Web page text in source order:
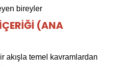
bireyler
(ANA
akışla temel kavramlardan